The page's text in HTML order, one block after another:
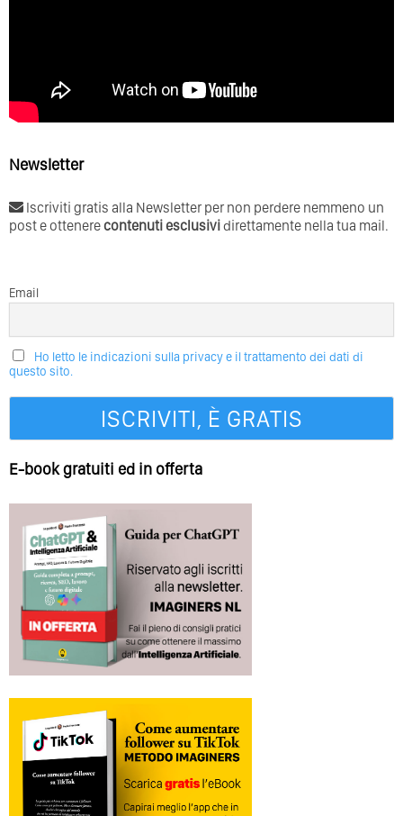
Newsletter
Iscriviti gratis alla Newsletter per non perdere nemmeno un
post e ottenerecontenuti esclusividirettamente nella tua mail.
Email
Ho letto le indicazioni sulla privacy e il trattamento dei dati di
questo sito.
E-book gratuiti ed in offerta